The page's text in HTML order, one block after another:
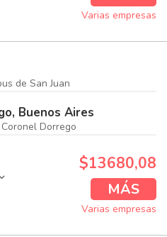
Varias empresas
de San Juan
Buenos Aires
Dorrego
$13680,08
MÁS
Varias empresas